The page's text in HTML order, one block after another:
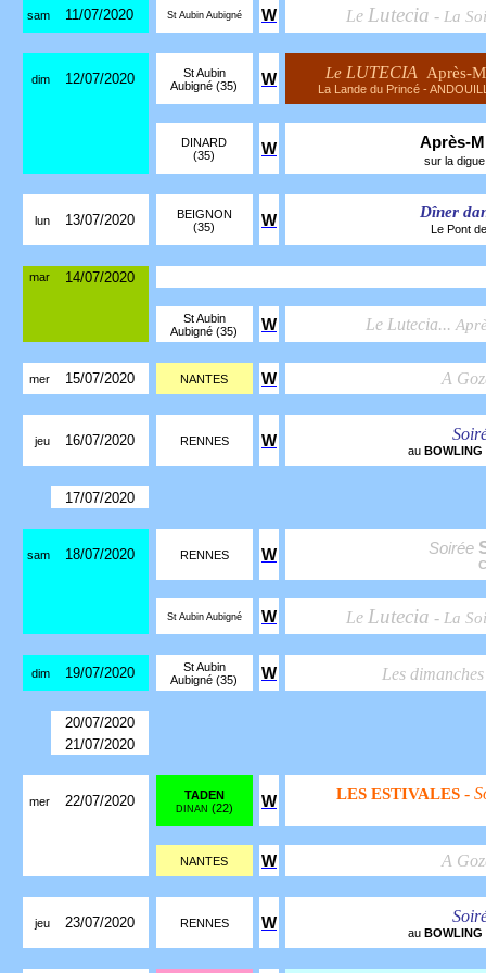
sam 11/07/2020 St Aubin Aubigné W Le Lutecia - La
dim 12/07/2020
St Aubin
Aubigné (35)
W Le LUTECIA Après-
La Lande du Princé -
DINARD
(35)
W Après-
sur la
lun 13/07/2020
BEIGNON
(35)
W Dîner
Le Pont
mar 14/07/2020
St Aubin
Aubigné (35)
W Le Lutecia...
mer 15/07/2020 NANTES W A
jeu 16/07/2020 RENNES W
au BOWLING
17/07/2020
sam 18/07/2020 RENNES W Soirée
St Aubin Aubigné W Le Lutecia - La
dim 19/07/2020
St Aubin
Aubigné (35)
W Les
20/07/2020
21/07/2020
mer 22/07/2020 TADEN
DINAN (22) W LES ESTIVALES -
NANTES W A
jeu 23/07/2020 RENNES W
au BOWLING